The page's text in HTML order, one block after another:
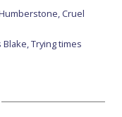
Cruel
Blake, Trying times